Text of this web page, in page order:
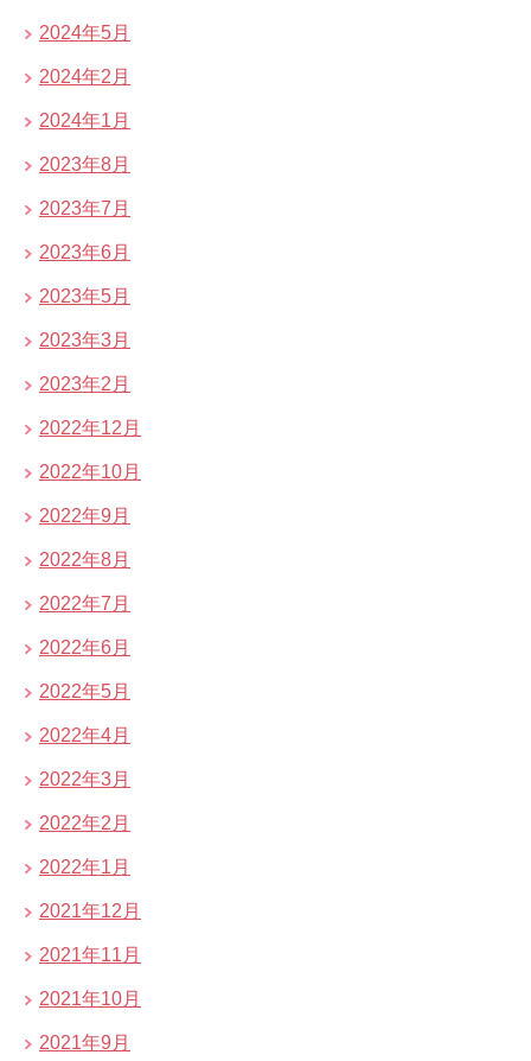
2024年5月
2024年2月
2024年1月
2023年8月
2023年7月
2023年6月
2023年5月
2023年3月
2023年2月
2022年12月
2022年10月
2022年9月
2022年8月
2022年7月
2022年6月
2022年5月
2022年4月
2022年3月
2022年2月
2022年1月
2021年12月
2021年11月
2021年10月
2021年9月